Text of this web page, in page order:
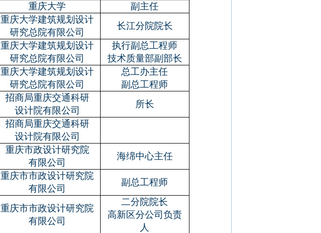
重庆大学
副主任
重庆大学建筑规划设计
研究总院有限公司
长江分院院长
重庆大学建筑规划设计
研究总院有限公司
执行副总工程师
技术质量部副部长
重庆大学建筑规划设计
研究总院有限公司
总工办主任
副总工程师
招商局重庆交通科研
设计院有限公司
所长
招商局重庆交通科研
设计院有限公司
重庆市政设计研究院
有限公司
海绵中心主任
重庆市市政设计研究院
有限公司
副总工程师
重庆市市政设计研究院
有限公司
二分院院长
高新区分公司负责
人